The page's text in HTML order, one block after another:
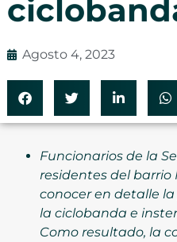
Agosto 4, 2023
Funcionarios de la
residentes del barrio
conocer en detalle
la ciclobanda e
Como resultado, la